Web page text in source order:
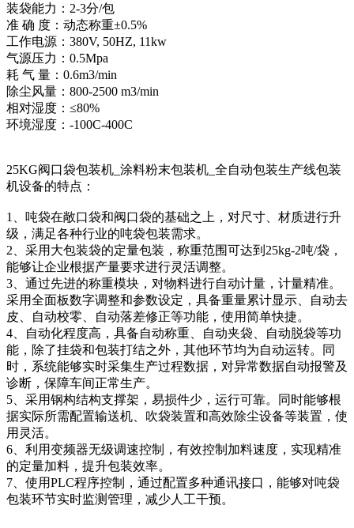
装袋能力：2-3分/包
准 确 度：动态称重±0.5%
工作电源：380V, 50HZ, 11kw
气源压力：0.5Mpa
耗 气 量：0.6m3/min
除尘风量：800-2500 m3/min
相对湿度：≤80%
环境湿度：-100C-400C
25KG阀口袋包装机_涂料粉末包装机_全自动包装生产线包装
机设备的特点：
1、吨袋在敞口袋和阀口袋的基础之上，对尺寸、材质进行升
级，满足各种行业的吨袋包装需求。
2、采用大包装袋的定量包装，称重范围可达到25kg-2吨/袋，
能够让企业根据产量要求进行灵活调整。
3、通过先进的称重模块，对物料进行自动计量，计量精准。
采用全面板数字调整和参数设定，具备重量累计显示、自动去
皮、自动校零、自动落差修正等功能，使用简单快捷。
4、自动化程度高，具备自动称重、自动夹袋、自动脱袋等功
能，除了挂袋和包装打结之外，其他环节均为自动运转。同
时，系统能够实时采集生产过程数据，对异常数据自动报警及
诊断，保障车间正常生产。
5、采用钢构结构支撑架，易损件少，运行可靠。同时能够根
据实际所需配置输送机、吹袋装置和高效除尘设备等装置，使
用灵活。
6、利用变频器无级调速控制，有效控制加料速度，实现精准
的定量加料，提升包装效率。
7、使用PLC程序控制，通过配置多种通讯接口，能够对吨袋
包装环节实时监测管理，减少人工干预。